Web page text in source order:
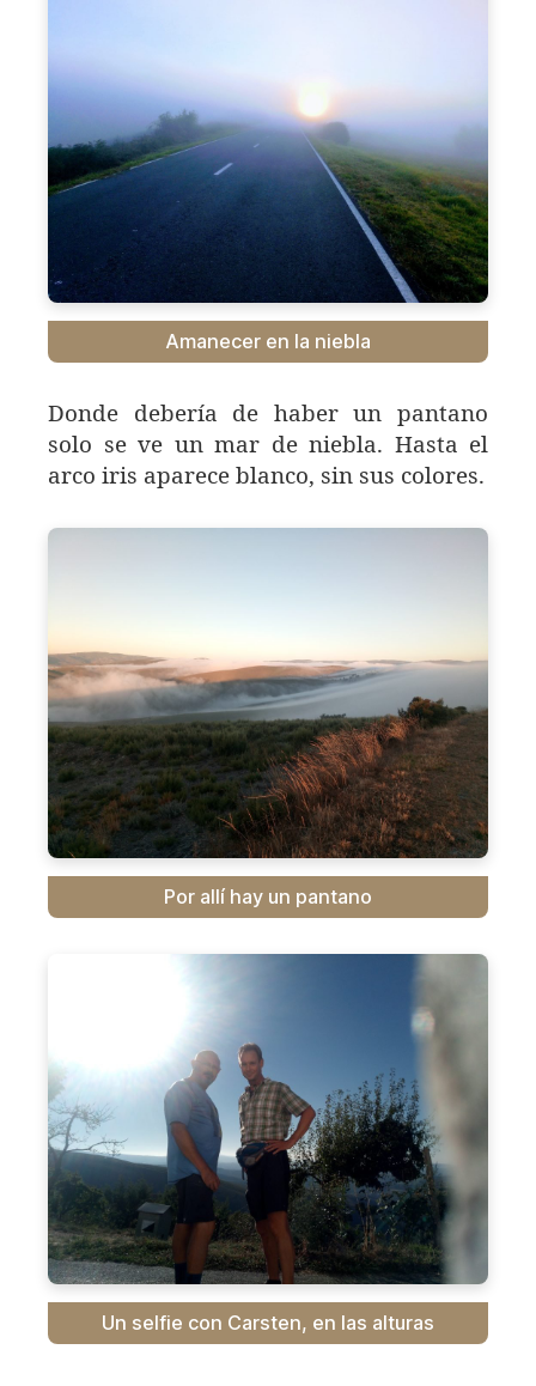
Amanecer en la niebla
Donde debería de haber un pantano
solo se ve un mar de niebla. Hasta el
arco iris aparece blanco, sin sus colores.
Por allí hay un pantano
Un selfie con Carsten, en las alturas